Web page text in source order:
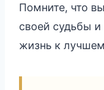
Помните, что
своей судьбы
жизнь к